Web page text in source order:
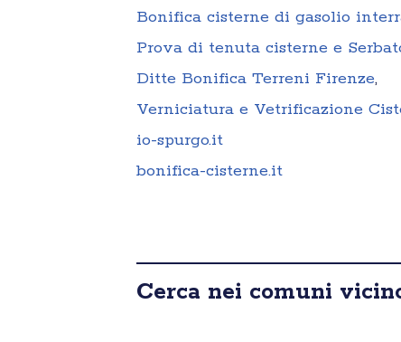
Bonifica cisterne di gasolio
Prova di tenuta cisterne e
Ditte Bonifica Terreni Firenze,
Verniciatura e Vetrificazione
io-spurgo.it
bonifica-cisterne.it
Cerca nei comuni